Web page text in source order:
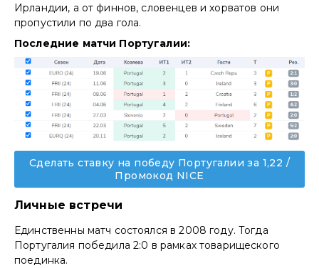
Ирландии, а от финнов, словенцев и хорватов они
пропустили по два гола.
Последние матчи Португалии:
Сделать ставку на победу Португалии за 1,22 /
Промокод NICE
Личные встречи
Единственны матч состоялся в 2008 году. Тогда
Португалия победила 2:0 в рамках товарищеского
поединка.